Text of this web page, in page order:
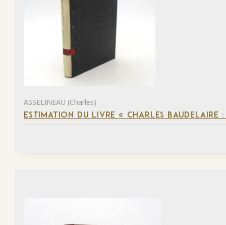
ASSELINEAU (Charles)
ESTIMATION DU LIVRE « CHARLES BAUDELAIRE